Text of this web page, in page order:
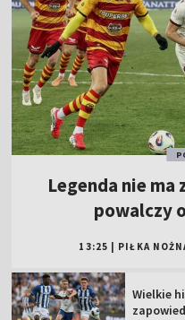
Legenda nie
powalczy
13:25 PIŁKA
Wielkie